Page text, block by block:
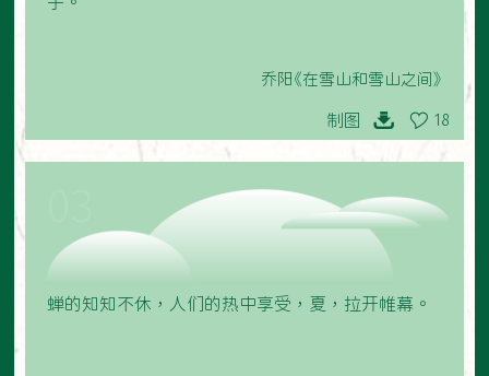
乔阳《在雪山和雪山之间》
制图 18
蝉的知知不休，人们的热中享受，夏，拉开帷幕。